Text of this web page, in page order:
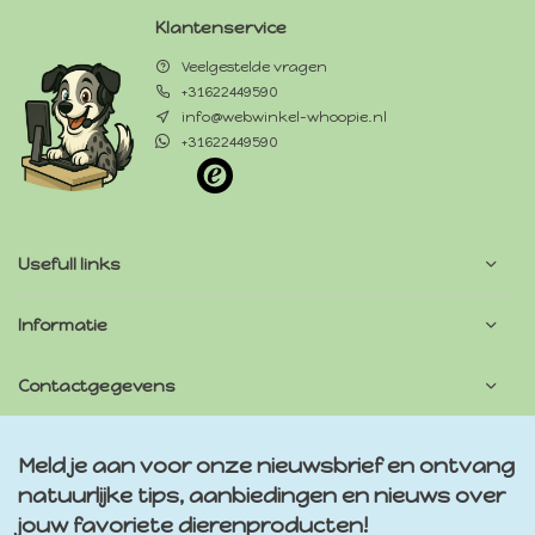
Klantenservice
Veelgestelde vragen
+31622449590
info@webwinkel-whoopie.nl
+31622449590
Usefull links
Informatie
Contactgegevens
Meld je aan voor onze nieuwsbrief en ontvang
natuurlijke tips, aanbiedingen en nieuws over
jouw favoriete dierenproducten!